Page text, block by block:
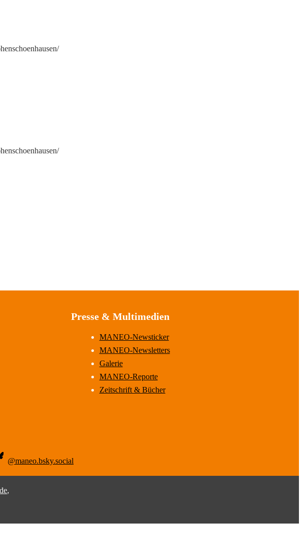
Presse & Multimedien
MANEO-Newsticker
MANEO-Newsletters
Galerie
MANEO-Reporte
Zeitschrift & Bücher
@maneo.bsky.social
,